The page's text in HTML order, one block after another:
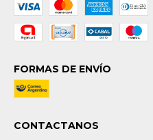
FORMAS DE ENVÍO
CONTACTANOS